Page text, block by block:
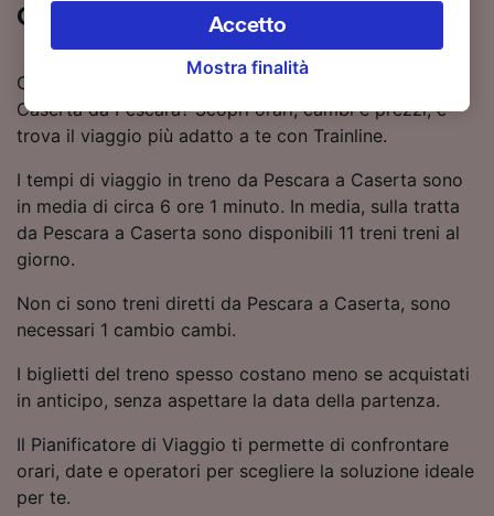
Caserta
Cerchi informazioni su come arrivare in treno a
Caserta da Pescara? Scopri orari, cambi e prezzi, e
trova il viaggio più adatto a te con Trainline.
I tempi di viaggio in treno da Pescara a Caserta sono
in media di circa 6 ore 1 minuto. In media, sulla tratta
da Pescara a Caserta sono disponibili 11 treni treni al
giorno.
Non ci sono treni diretti da Pescara a Caserta, sono
necessari 1 cambio cambi.
I biglietti del treno spesso costano meno se acquistati
in anticipo, senza aspettare la data della partenza.
Il Pianificatore di Viaggio ti permette di confrontare
orari, date e operatori per scegliere la soluzione ideale
per te.
accettare o gestire le proprie scelte facendo
clic di seguito, tra cui il proprio diritto di
opporsi sulla base di un interesse legittimo o
dell'informativa sulla privacy. Queste scelte
verranno segnalate ai nostri partner e non
influenzeranno i dati sulla navigazione. I tuoi
dati non verranno usati a scopi di
tracciamento se non ci hai fornito il consenso
per farlo.
Noi e i nostri partner trattiamo i dati per
fornire:
Scansione attiva delle caratteristiche del
dispositivo ai fini dell’identificazione.
Archiviare informazioni su dispositivo e/o
accedervi. Pubblicità e contenuti
personalizzati, misurazione delle prestazioni
dei contenuti e degli annunci, ricerche sul
pubblico, sviluppo di servizi.
Mostra finalità
Accetto